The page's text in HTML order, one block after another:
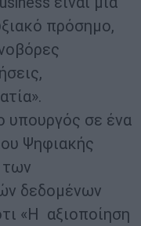
πρόσημο,
υπουργός σε ένα
Ψηφιακής
των
δεδομένων
«Η αξιοποίηση